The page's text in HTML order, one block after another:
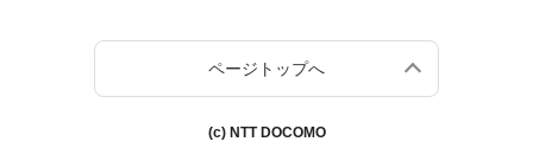
ページトップへ
(c) NTT DOCOMO